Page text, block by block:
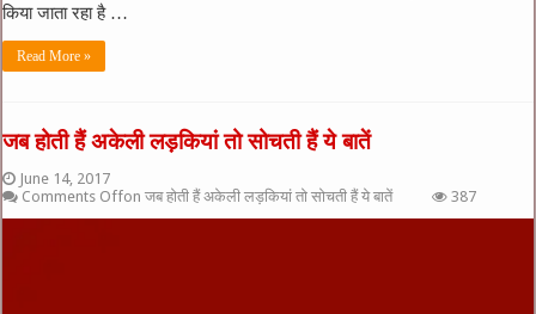
किया जाता रहा है …
Read More »
जब होती हैं अकेली लड़कियां तो सोचती हैं ये बातें
June 14, 2017
Comments Offon जब होती हैं अकेली लड़कियां तो सोचती हैं ये बातें 387